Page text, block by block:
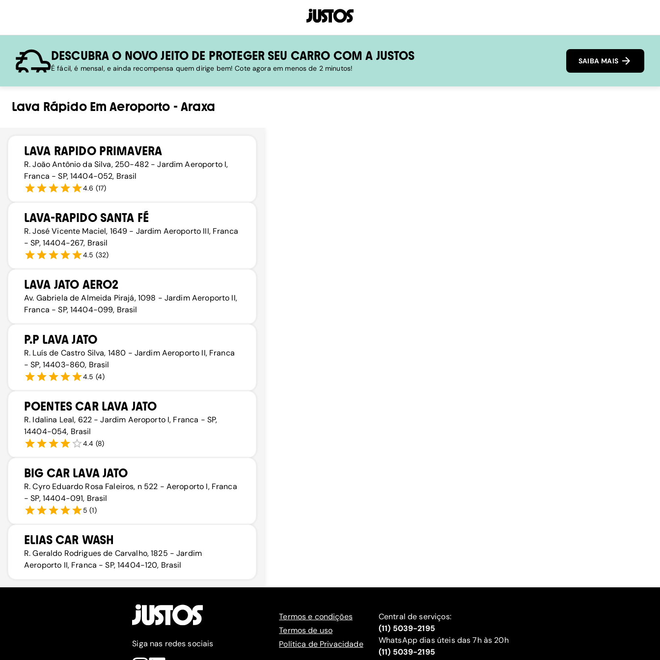
DESCUBRA O NOVO JEITO DE PROTEGER SEU CARRO COM A JUSTOS
É fácil, é mensal, e ainda recompensa quem dirige bem! Cote agora em menos de 2 minutos!
SAIBA MAIS
Lava RápidoEmAeroporto -Araxa
LAVA RAPIDO PRIMAVERA
R. João Antônio da Silva, 250-482 - Jardim Aeroporto I,
Franca - SP, 14404-052, Brasil
4.6 (17)
LAVA-RAPIDO SANTA FÉ
R. José Vicente Maciel, 1649 - Jardim Aeroporto III, Franca
- SP, 14404-267, Brasil
4.5 (32)
LAVA JATO AERO2
Av. Gabriela de Almeida Pirajá, 1098 - Jardim Aeroporto II,
Franca - SP, 14404-099, Brasil
P.P LAVA JATO
R. Luís de Castro Silva, 1480 - Jardim Aeroporto II, Franca
- SP, 14403-860, Brasil
4.5 (4)
POENTES CAR LAVA JATO
R. Idalina Leal, 622 - Jardim Aeroporto I, Franca - SP,
14404-054, Brasil
4.4 (8)
BIG CAR LAVA JATO
R. Cyro Eduardo Rosa Faleiros, n 522 - Aeroporto I, Franca
- SP, 14404-091, Brasil
5 (1)
ELIAS CAR WASH
R. Geraldo Rodrigues de Carvalho, 1825 - Jardim
Aeroporto II, Franca - SP, 14404-120, Brasil
Siga nas redes sociais
Termos e condições
Termos de uso
Política de Privacidade
Central de serviços:
(11) 5039-2195
WhatsApp dias úteis das 7h às 20h
(11) 5039-2195